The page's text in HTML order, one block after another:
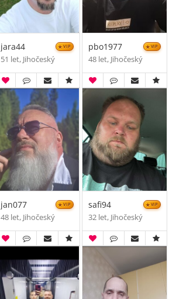
jara44 VIP
51 let, Jihočeský
pbo1977 VIP
48 let, Jihočeský
jan077 VIP
48 let, Jihočeský
safi94 VIP
32 let, Jihočeský